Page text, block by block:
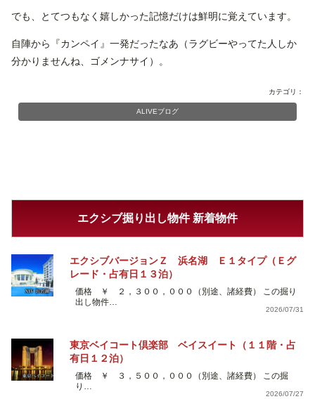
でも、とてつもなく嬉しかった記憶だけは鮮明に覚えています。
自陣から『カンペイ』一発だったなあ（ラグビーやってた人しか
分かりませんね、ゴメンナサイ）。
カテゴリ：
ALIVEブログ
エクシブ掘り出し物件 新着物件
エクシブバージョンＺ 浜名湖 Ｅ１タイプ（Ｅグ
レード・占有日１３泊）
価格 ￥ ２，３００，０００（別途、諸経費） この掘り
出し物件…
2026/07/31
東京ベイコート倶楽部 ベイスイート（１１階・占
有日１２泊）
価格 ￥ ３，５００，０００（別途、諸経費） この掘
り…
2026/07/27